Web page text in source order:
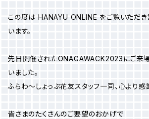
この度は HANAYU ONLINE をご覧いただき
います。
先日開催されたONAGAWACK2023にご来
いました。
ふらわ～しょっぷ花友スタッフ一同、心より感
皆さまのたくさんのご要望のおかげで